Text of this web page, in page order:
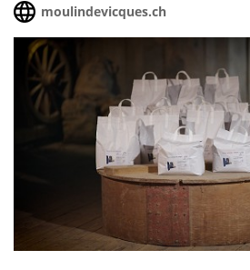
moulindevicques.ch